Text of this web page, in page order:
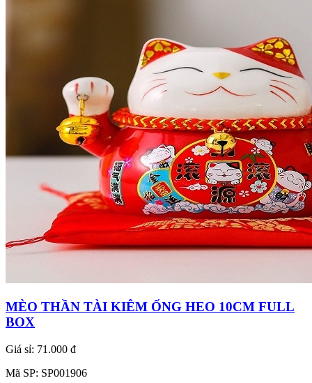
MÈO THẦN TÀI KIÊM ỐNG HEO 10CM FULL
BOX
Giá sỉ: 71.000 đ
Mã SP: SP001906